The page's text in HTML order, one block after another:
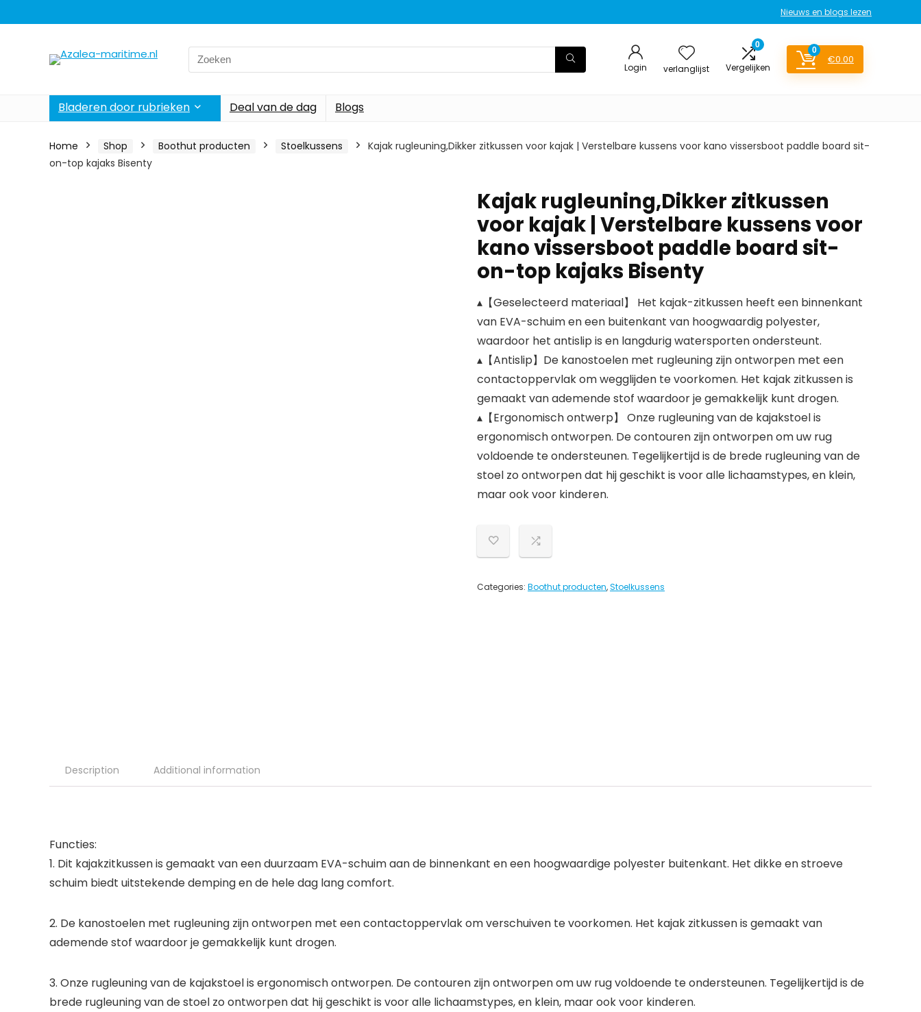
Nieuws en blogs lezen
Search
for:
Login verlanglijst
0
Vergelijken
0
€0.00
Bladeren door rubrieken Deal van de dag Blogs
Home Shop Boothut producten Stoelkussens
Kajak rugleuning,Dikker zitkussen voor kajak | Verstelbare kussens voor kano vissersboot paddle board sit-
on-top kajaks Bisenty
Kajak rugleuning,Dikker zitkussen
voor kajak | Verstelbare kussens voor
kano vissersboot paddle board sit-
on-top kajaks Bisenty
▴【Geselecteerd materiaal】 Het kajak-zitkussen heeft een binnenkant
van EVA-schuim en een buitenkant van hoogwaardig polyester,
waardoor het antislip is en langdurig watersporten ondersteunt.
▴【Antislip】De kanostoelen met rugleuning zijn ontworpen met een
contactoppervlak om wegglijden te voorkomen. Het kajak zitkussen is
gemaakt van ademende stof waardoor je gemakkelijk kunt drogen.
▴【Ergonomisch ontwerp】 Onze rugleuning van de kajakstoel is
ergonomisch ontworpen. De contouren zijn ontworpen om uw rug
voldoende te ondersteunen. Tegelijkertijd is de brede rugleuning van de
stoel zo ontworpen dat hij geschikt is voor alle lichaamstypes, en klein,
maar ook voor kinderen.
Categories: Boothut producten,Stoelkussens
Description Additional information
Functies:
1. Dit kajakzitkussen is gemaakt van een duurzaam EVA-schuim aan de binnenkant en een hoogwaardige polyester buitenkant. Het dikke en stroeve
schuim biedt uitstekende demping en de hele dag lang comfort.
2. De kanostoelen met rugleuning zijn ontworpen met een contactoppervlak om verschuiven te voorkomen. Het kajak zitkussen is gemaakt van
ademende stof waardoor je gemakkelijk kunt drogen.
3. Onze rugleuning van de kajakstoel is ergonomisch ontworpen. De contouren zijn ontworpen om uw rug voldoende te ondersteunen. Tegelijkertijd is de
brede rugleuning van de stoel zo ontworpen dat hij geschikt is voor alle lichaamstypes, en klein, maar ook voor kinderen.